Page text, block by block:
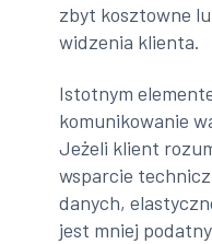
zbyt kosztowne
widzenia klienta.
Istotnym
komunikowanie
Jeżeli klient
wsparcie
danych,
jest mniej